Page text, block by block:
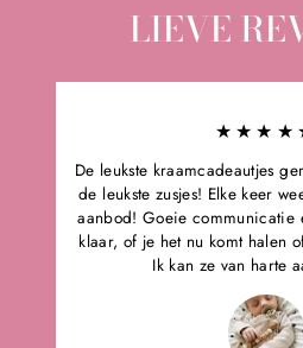
LIEVE
De leukste kraamcadeautjes
de leukste zusjes! Elke keer
aanbod! Goeie communicatie
klaar, of je het nu komt halen
Ik kan ze van harte